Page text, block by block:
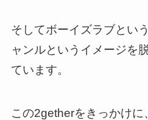
そしてボーイズラブとい
ャンルというイメージを
ています。
この2getherをきっかけに